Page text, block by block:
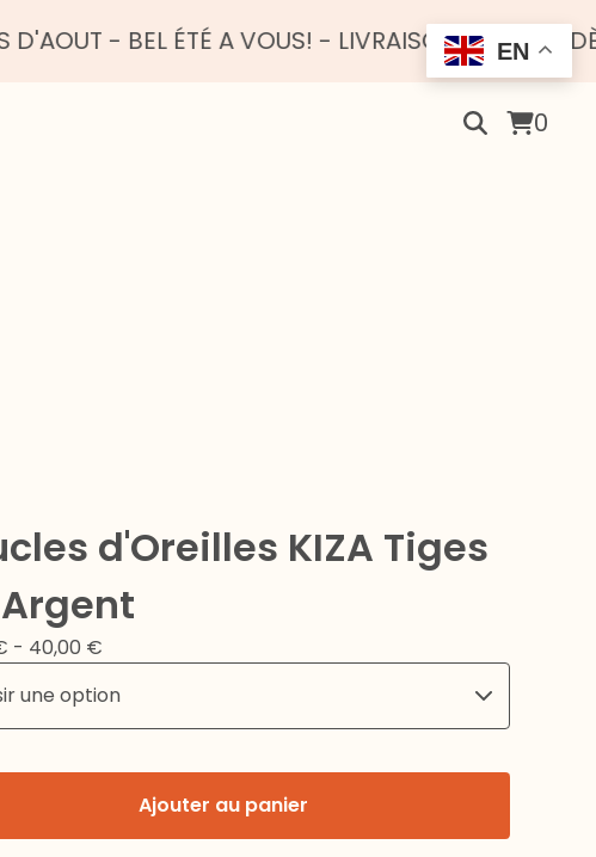
- BEL ÉTÉ A VOUS! - LIVRAISON OFFERTE DÈS
0
d'Oreilles KIZA Tiges
- 40,00 €
Ajouter au panier
EN